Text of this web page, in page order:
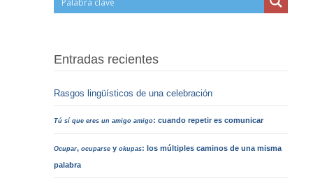
Entradas recientes
Rasgos lingüísticos de una celebración
Tú sí que eres un amigo amigo: cuando repetir es comunicar
Ocupar,ocuparse yokupas: los múltiples caminos de una misma
palabra